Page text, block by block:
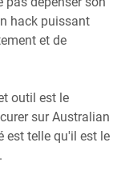
hack puissant
et de
outil est le
sur Australian
est telle qu'il est le